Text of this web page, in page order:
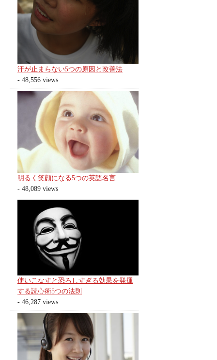
汗が止まらない5つの原因と改善法
- 48,556 views
明るく笑顔になる5つの英語名言
- 48,089 views
使いこなすと恐ろしすぎる効果を発揮
する読心術5つの法則
- 46,287 views